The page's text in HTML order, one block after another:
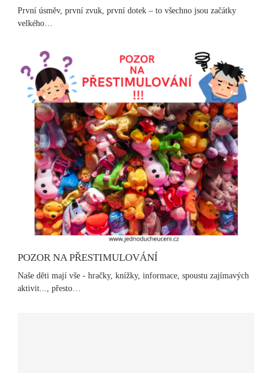
První úsměv, první zvuk, první dotek – to všechno jsou začátky
velkého…
POZOR NA PŘESTIMULOVÁNÍ
Naše děti mají vše - hračky, knížky, informace, spoustu zajímavých
aktivit..., přesto…